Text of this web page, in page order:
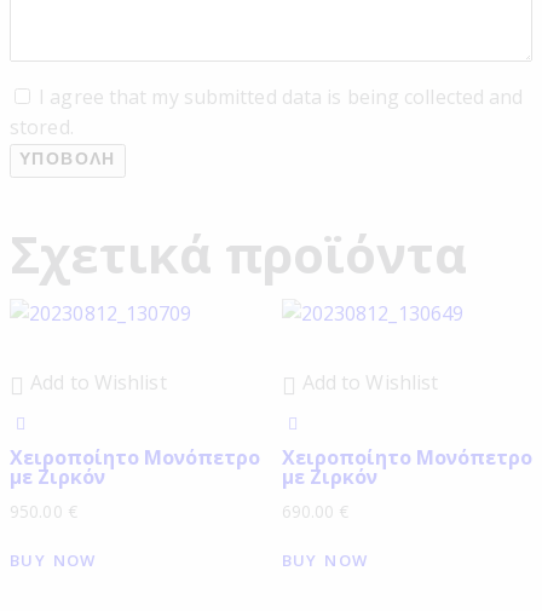
I agree that my submitted data is being collected and
stored.
Σχετικά προϊόντα
Add to Wishlist
Χειροποίητο Μονόπετρο
με Ζιρκόν
950.00 €
BUY NOW
Add to Wishlist
Χειροποίητο Μονόπετρο
με Ζιρκόν
690.00 €
BUY NOW